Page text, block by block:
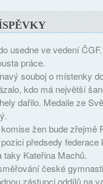
usedne ve vedení
práce.
souboj o místenky
kdo má největší
dařilo. Medaile ze
žen bude zřejmě
předsedy federace
Kateřina Machů.
české
zástupci oddílů na